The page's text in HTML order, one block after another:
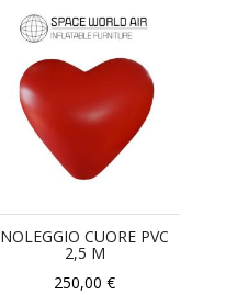
NOLEGGIO CUORE PVC
2,5 M
250,00 €